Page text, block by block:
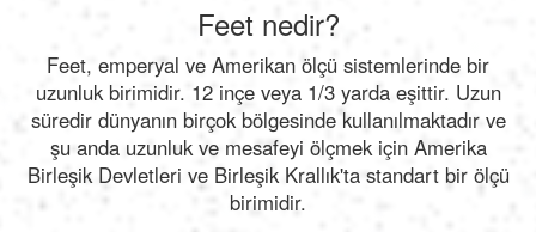
Feet nedir?
Feet, emperyal ve Amerikan ölçü sistemlerinde bir
uzunluk birimidir. 12 inçe veya 1/3 yarda eşittir. Uzun
süredir dünyanın birçok bölgesinde kullanılmaktadır ve
şu anda uzunluk ve mesafeyi ölçmek için Amerika
Birleşik Devletleri ve Birleşik Krallık'ta standart bir ölçü
birimidir.